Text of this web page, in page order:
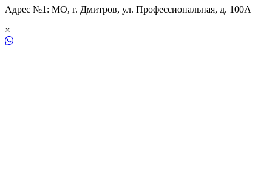
Адрес №1: МО, г. Дмитров, ул. Профессиональная, д. 100А
×